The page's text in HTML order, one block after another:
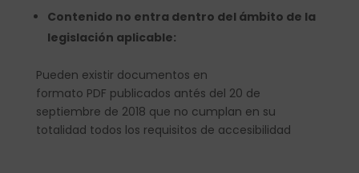
Contenido no entra dentro del ámbito de la
legislación aplicable:
Pueden existir documentos en
formato PDF publicados antés del 20 de
septiembre de 2018 que no cumplan en su
totalidad todos los requisitos de accesibilidad